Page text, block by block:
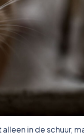
alleen in de schuur,